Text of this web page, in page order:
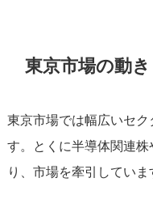
東京市場の動き
東京市場では幅広いセク
す。とくに半導体関連
り、市場を牽引していま